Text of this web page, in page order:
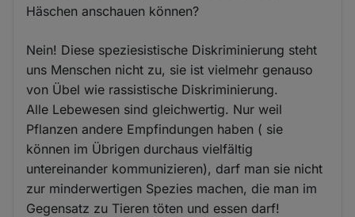
Häschen anschauen können?
Nein! Diese speziesistische Diskriminierung steht
uns Menschen nicht zu, sie ist vielmehr genauso
von Übel wie rassistische Diskriminierung.
Alle Lebewesen sind gleichwertig. Nur weil
Pflanzen andere Empfindungen haben ( sie
können im Übrigen durchaus vielfältig
untereinander kommunizieren), darf man sie nicht
zur minderwertigen Spezies machen, die man im
Gegensatz zu Tieren töten und essen darf!